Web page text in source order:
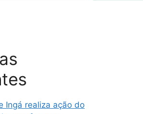
Ingá realiza ação do